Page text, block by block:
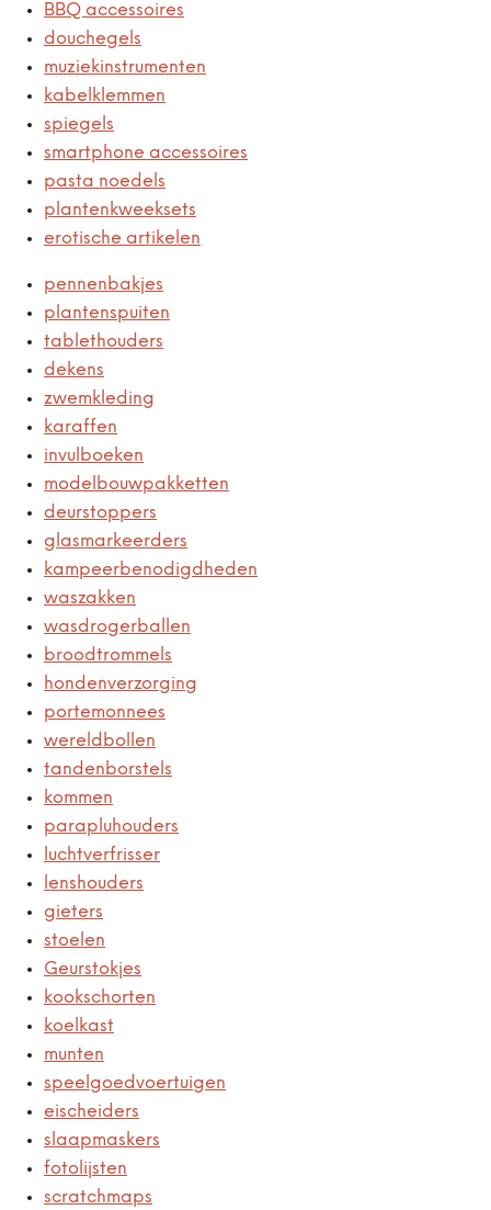
BBQ accessoires
douchegels
muziekinstrumenten
kabelklemmen
spiegels
smartphone accessoires
pasta noedels
plantenkweeksets
erotische artikelen
pennenbakjes
plantenspuiten
tablethouders
dekens
zwemkleding
karaffen
invulboeken
modelbouwpakketten
deurstoppers
glasmarkeerders
kampeerbenodigdheden
waszakken
wasdrogerballen
broodtrommels
hondenverzorging
portemonnees
wereldbollen
tandenborstels
kommen
parapluhouders
luchtverfrisser
lenshouders
gieters
stoelen
Geurstokjes
kookschorten
koelkast
munten
speelgoedvoertuigen
eischeiders
slaapmaskers
fotolijsten
scratchmaps